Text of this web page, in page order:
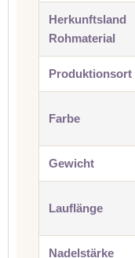
Herkunftsland
Rohmaterial
Produktionsort
Farbe
Gewicht
Lauflänge
Nadelstärke